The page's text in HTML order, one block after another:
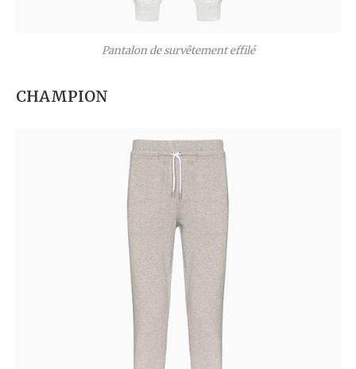
Pantalon de survêtement effilé
CHAMPION